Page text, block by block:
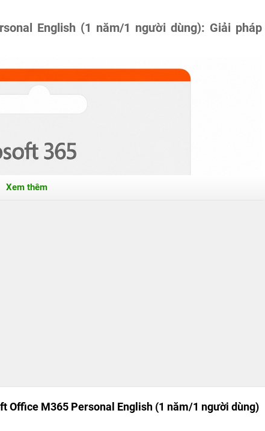
English (1 năm/1 người dùng): Giải pháp
Xem thêm
Office M365 Personal English (1 năm/1 người dùng)